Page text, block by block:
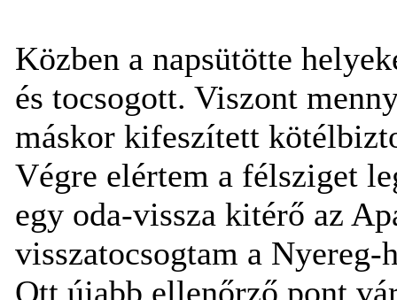
Közben a napsütötte
és tocsogott. Viszont
máskor kifeszített
Végre elértem a félsziget
egy oda-vissza kitérő az
visszatocsogtam a
Ott újabb ellenőrző pont